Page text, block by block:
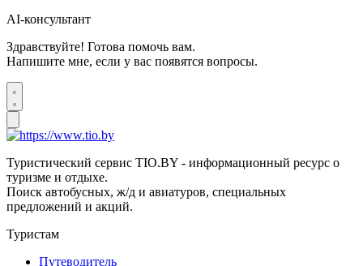
AI-консультант
Здравствуйте! Готова помочь вам.
Напишите мне, если у вас появятся вопросы.
Туристический сервис TIO.BY - информационный ресурс о
туризме и отдыхе.
Поиск автобусных, ж/д и авиатуров, специальных
предложений и акций.
Туристам
Путеводитель